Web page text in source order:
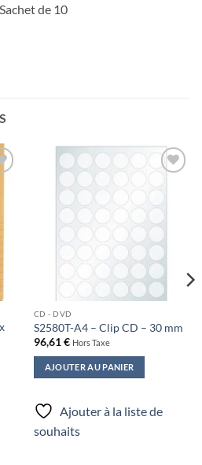
de 10
CD - DVD
S2580T-A4 – Clip CD – 30 mm
96,61€ Hors Taxe
AJOUTER AU PANIER
Ajouter à la liste de
souhaits